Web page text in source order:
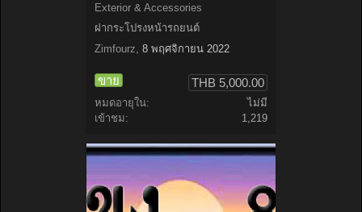
Exterior & Accessories
ฝากระโปรงหน้ารถยนต์
Zimfourz 8 พฤศจิกายน 2022
ขาย THB 5,000.00
หมดอายุใน:
ไม่มี
เข้าชม:
1,219